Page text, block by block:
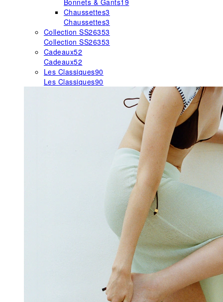
Bonnets & Gants19
Chaussettes3
Chaussettes3
Collection SS26353
Collection SS26353
Cadeaux52
Cadeaux52
Les Classiques90
Les Classiques90